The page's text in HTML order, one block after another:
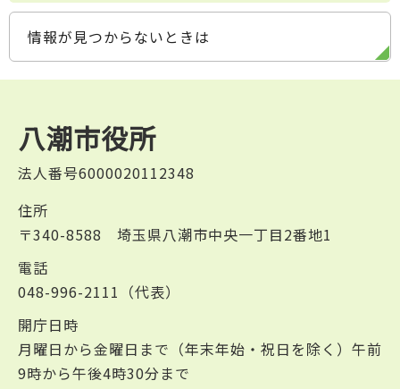
情報が見つからないときは
八潮市役所
法人番号6000020112348
住所
〒340-8588 埼玉県八潮市中央一丁目2番地1
電話
048-996-2111（代表）
開庁日時
月曜日から金曜日まで（年末年始・祝日を除く）午前
9時から午後4時30分まで